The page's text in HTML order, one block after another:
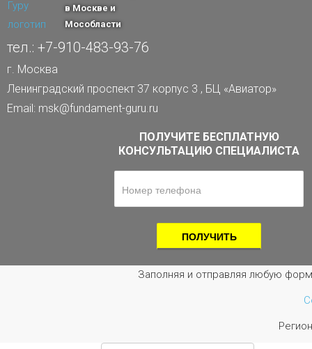
в Москве и
Мособласти
тел.: +7-910-483-93-76
г. Москва
Ленинградский проспект 37 корпус 3 , БЦ «Авиатор»
Email: msk@fundament-guru.ru
ПОЛУЧИТЕ БЕСПЛАТНУЮ
КОНСУЛЬТАЦИЮ СПЕЦИАЛИСТА
Заполняя и отправляя любую